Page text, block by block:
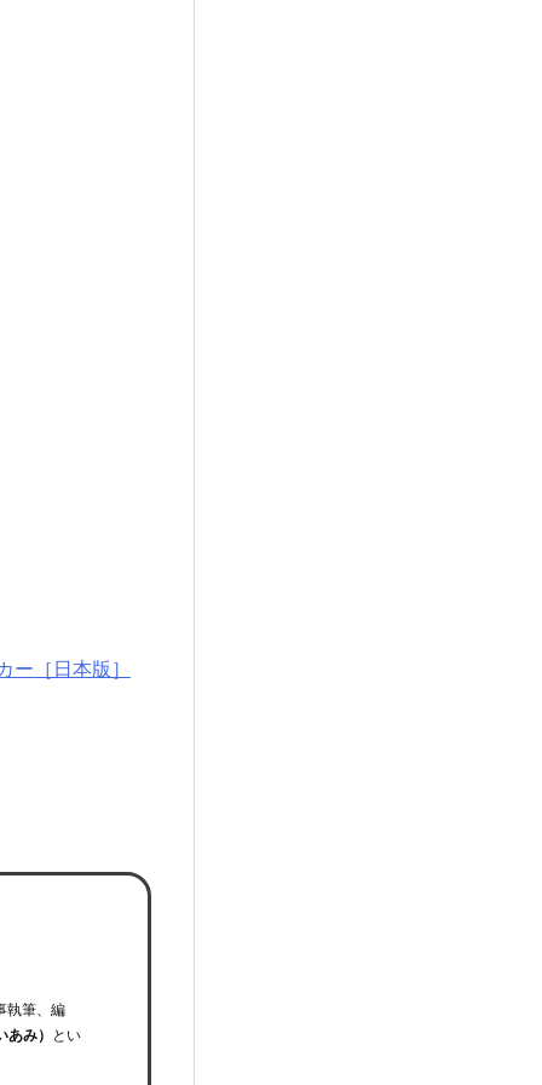
［日本版］
執筆、編
み）
とい